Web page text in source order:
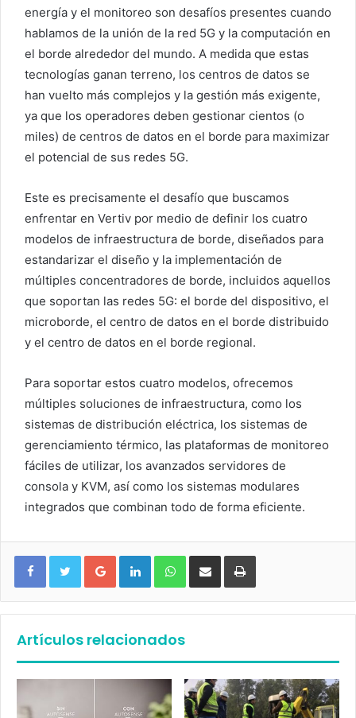
energía y el monitoreo son desafíos presentes cuando
hablamos de la unión de la red 5G y la computación en
el borde alrededor del mundo. A medida que estas
tecnologías ganan terreno, los centros de datos se
han vuelto más complejos y la gestión más exigente,
ya que los operadores deben gestionar cientos (o
miles) de centros de datos en el borde para maximizar
el potencial de sus redes 5G.
Este es precisamente el desafío que buscamos
enfrentar en Vertiv por medio de definir los cuatro
modelos de infraestructura de borde, diseñados para
estandarizar el diseño y la implementación de
múltiples concentradores de borde, incluidos aquellos
que soportan las redes 5G: el borde del dispositivo, el
microborde, el centro de datos en el borde distribuido
y el centro de datos en el borde regional.
Para soportar estos cuatro modelos, ofrecemos
múltiples soluciones de infraestructura, como los
sistemas de distribución eléctrica, los sistemas de
gerenciamiento térmico, las plataformas de monitoreo
fáciles de utilizar, los avanzados servidores de
consola y KVM, así como los sistemas modulares
integrados que combinan todo de forma eficiente.
Google+ LinkedIn WhatsApp
Artículos relacionados